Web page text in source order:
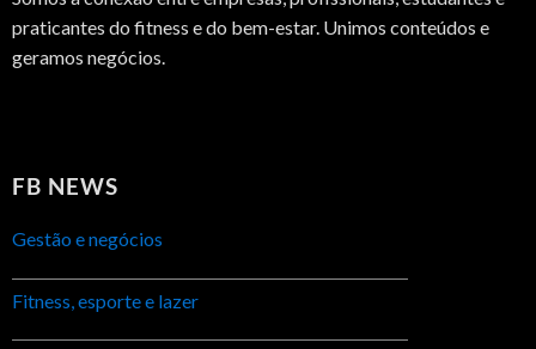
praticantes do fitness e do bem-estar. Unimos conteúdos e
geramos negócios.
FB NEWS
Gestão e negócios
Fitness, esporte e lazer